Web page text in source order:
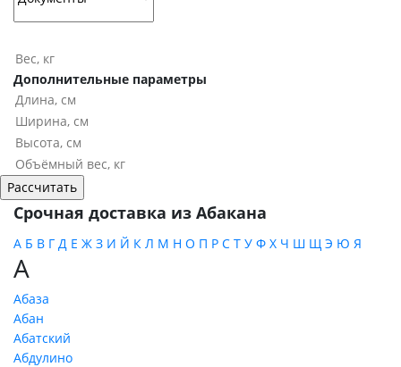
Дополнительные параметры
Срочная доставка из Абакана
А Б В Г Д Е Ж З И Й К Л М Н О П Р С Т У Ф Х Ч Ш Щ Э Ю Я
А
Абаза
Абан
Абатский
Абдулино